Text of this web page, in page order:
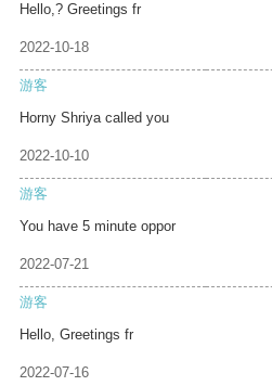
Hello,? Greetings fr
2022-10-18
游客
Horny Shriya called you
2022-10-10
游客
You have 5 minute oppor
2022-07-21
游客
Hello, Greetings fr
2022-07-16